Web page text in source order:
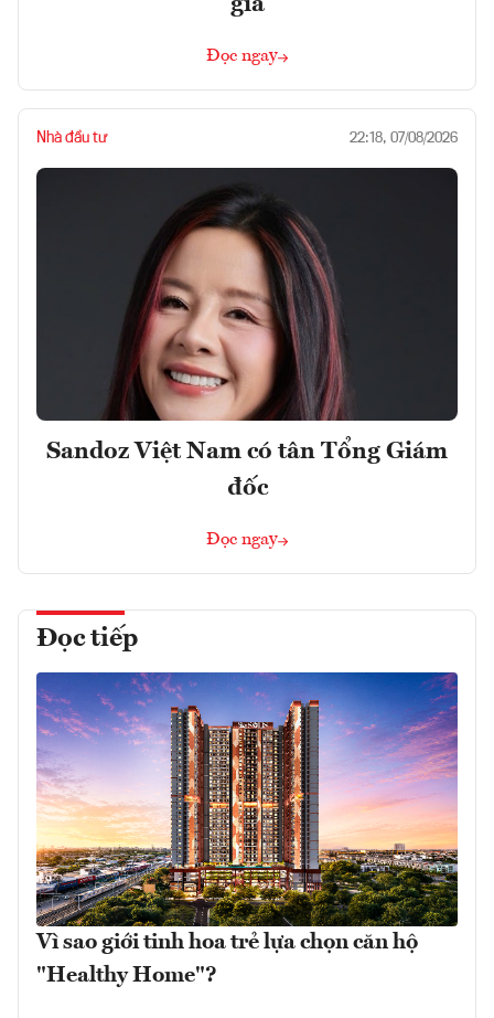
Đọc ngay
Nhà đầu tư 22:18, 07/08/2026
Sandoz Việt Nam có tân Tổng Giám
đốc
Đọc ngay
Đọc tiếp
Vì sao giới tinh hoa trẻ lựa chọn căn hộ
"Healthy Home"?